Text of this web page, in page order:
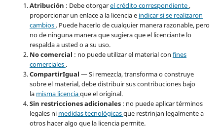
Atribución : Debe otorgarel crédito correspondiente,
proporcionar un enlace a la licencia e indicar si se realizaron
cambios . Puede hacerlo de cualquier manera razonable, pero
no de ninguna manera que sugiera que el licenciante lo
respalda a usted o a su uso.
No comercial : no puede utilizar el material con fines
comerciales .
CompartirIgual — Si remezcla, transforma o construye
sobre el material, debe distribuir sus contribuciones bajo
la misma licenciaque el original.
Sin restricciones adicionales : no puede aplicar términos
legales ni medidas tecnológicasque restrinjan legalmente a
otros hacer algo que la licencia permite.